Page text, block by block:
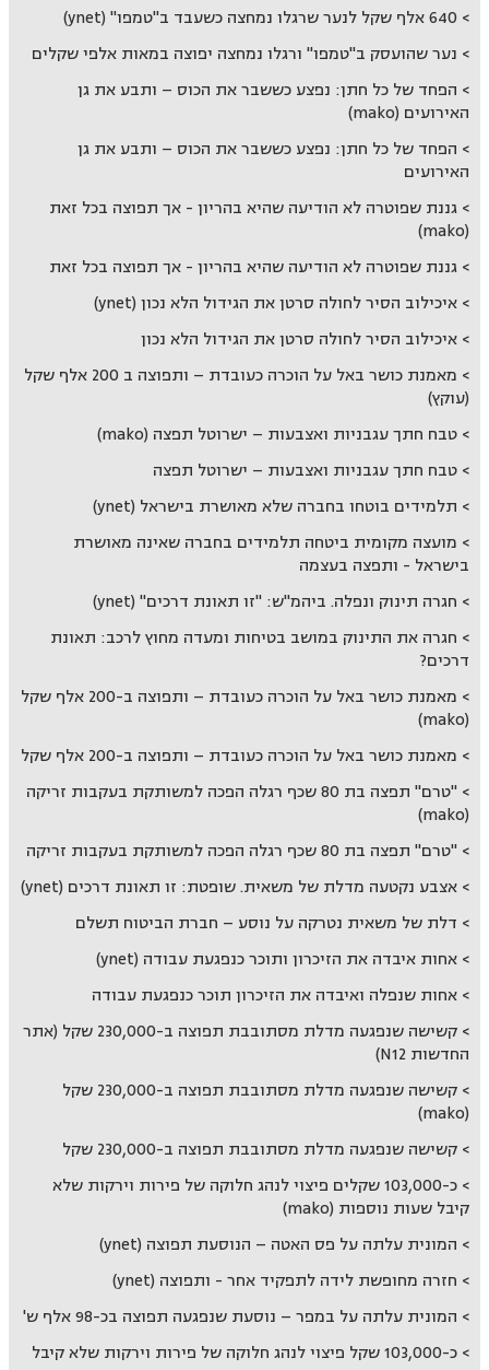
640 אלף שקל לנער שרגלו נמחצה כשעבד ב"טמפו" (ynet)
נער שהועסק ב"טמפו" ורגלו נמחצה יפוצה במאות אלפי שקלים
הפחד של כל חתן: נפצע כששבר את הכוס – ותבע את גן
האירועים (mako)
הפחד של כל חתן: נפצע כששבר את הכוס – ותבע את גן
האירועים
גננת שפוטרה לא הודיעה שהיא בהריון - אך תפוצה בכל זאת
(mako)
גננת שפוטרה לא הודיעה שהיא בהריון - אך תפוצה בכל זאת
איכילוב הסיר לחולה סרטן את הגידול הלא נכון (ynet)
איכילוב הסיר לחולה סרטן את הגידול הלא נכון
מאמנת כושר באל על הוכרה כעובדת – ותפוצה ב 200 אלף שקל
(עוקץ)
טבח חתך עגבניות ואצבעות – ישרוטל תפצה (mako)
טבח חתך עגבניות ואצבעות – ישרוטל תפצה
תלמידים בוטחו בחברה שלא מאושרת בישראל (ynet)
מועצה מקומית ביטחה תלמידים בחברה שאינה מאושרת
בישראל - ותפצה בעצמה
חגרה תינוק ונפלה. ביהמ"ש: "זו תאונת דרכים" (ynet)
חגרה את התינוק במושב בטיחות ומעדה מחוץ לרכב: תאונת
דרכים?
מאמנת כושר באל על הוכרה כעובדת – ותפוצה ב-200 אלף שקל
(mako)
מאמנת כושר באל על הוכרה כעובדת – ותפוצה ב-200 אלף שקל
"טרם" תפצה בת 80 שכף רגלה הפכה למשותקת בעקבות זריקה
(mako)
"טרם" תפצה בת 80 שכף רגלה הפכה למשותקת בעקבות זריקה
אצבע נקטעה מדלת של משאית. שופטת: זו תאונת דרכים (ynet)
דלת של משאית נטרקה על נוסע – חברת הביטוח תשלם
אחות איבדה את הזיכרון ותוכר כנפגעת עבודה (ynet)
אחות שנפלה ואיבדה את הזיכרון תוכר כנפגעת עבודה
קשישה שנפגעה מדלת מסתובבת תפוצה ב-230,000 שקל (אתר
החדשות N12)
קשישה שנפגעה מדלת מסתובבת תפוצה ב-230,000 שקל
(mako)
קשישה שנפגעה מדלת מסתובבת תפוצה ב-230,000 שקל
כ-103,000 שקלים פיצוי לנהג חלוקה של פירות וירקות שלא
קיבל שעות נוספות (mako)
המונית עלתה על פס האטה – הנוסעת תפוצה (ynet)
חזרה מחופשת לידה לתפקיד אחר - ותפוצה (ynet)
המונית עלתה על במפר – נוסעת שנפגעה תפוצה בכ-98 אלף ש'
כ-103,000 שקל פיצוי לנהג חלוקה של פירות וירקות שלא קיבל